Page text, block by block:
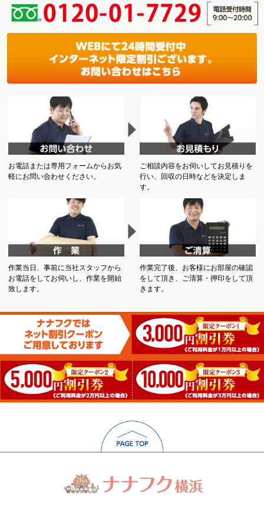
お電話または専用フォームからお気
軽にお問い合わせください。
ご相談内容をお伺いしてお見積りを
行い、回収の日時などを決定しま
す。
作業当日、事前に当社スタッフから
お電話をしてお伺いし、作業を開始
致します。
作業完了後、お客様にお部屋の確認
をして頂き、ご清算・押印をして頂
きます。